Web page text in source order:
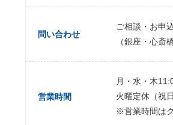
問い合わせ
ご相談・お申
（銀座・心斎
営業時間
月・水・木
火曜定休（祝
※営業時間は